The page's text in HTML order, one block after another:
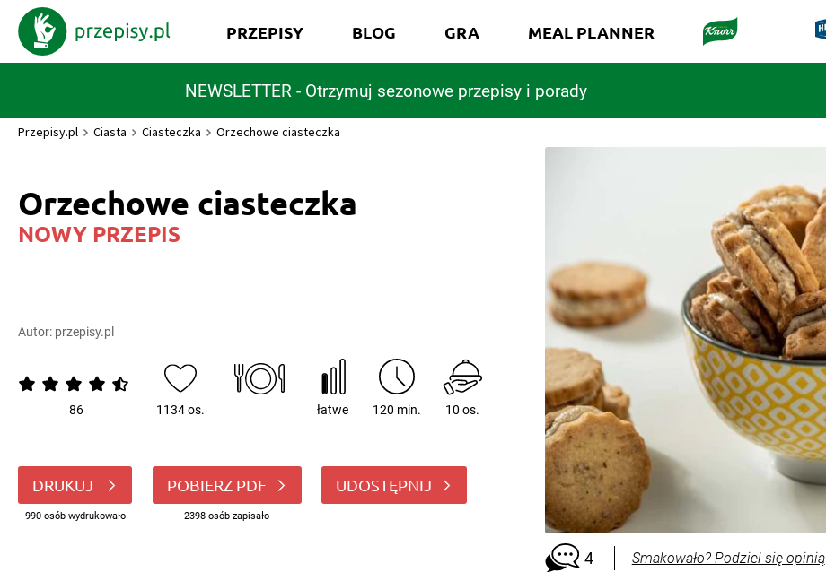
NEWSLETTER - Otrzymuj sezonowe przepisy i porady
PRZEPISY BLOG GRA MEAL PLANNER
Przepisy.pl Ciasta Ciasteczka Orzechowe ciasteczka
Orzechowe ciasteczka
NOWY PRZEPIS
Autor: przepisy.pl
86 1134 os. łatwe 120 min. 10 os.
DRUKUJ
990 osób wydrukowało
POBIERZ PDF
2398 osób zapisało
UDOSTĘPNIJ
4 Smakowało? Podziel się opinią